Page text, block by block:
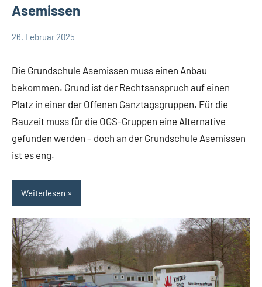
Asemissen
Themen
26. Februar 2025
Die Grundschule Asemissen muss einen Anbau
bekommen. Grund ist der Rechtsanspruch auf einen
Platz in einer der Offenen Ganztagsgruppen. Für die
Bauzeit muss für die OGS-Gruppen eine Alternative
gefunden werden – doch an der Grundschule Asemissen
ist es eng.
Weiterlesen